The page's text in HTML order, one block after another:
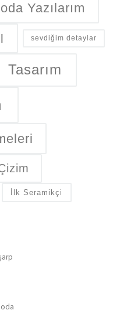
Yazılarım
sevdiğim detaylar
Tasarım
İlk Seramikçi